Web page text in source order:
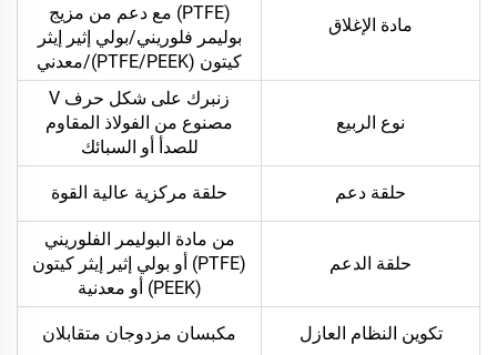
مادة الإغلاق
(PTFE) مع دعم من مزيج
بوليمر فلوريني/بولي إثير إيثر
كيتون (PTFE/PEEK)/معدني
نوع الربيع
زنبرك على شكل حرف V
مصنوع من الفولاذ المقاوم
للصدأ أو السبائك
حلقة دعم حلقة مركزية عالية القوة
حلقة الدعم
من مادة البوليمر الفلوريني
(PTFE) أو بولي إثير إيثر كيتون
(PEEK) أو معدنية
تكوين النظام العازل مكبسان مزدوجان متقابلان